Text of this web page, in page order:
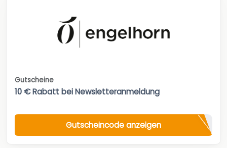
Gutscheine
10 € Rabatt bei Newsletteranmeldung
Gutscheincode anzeigen